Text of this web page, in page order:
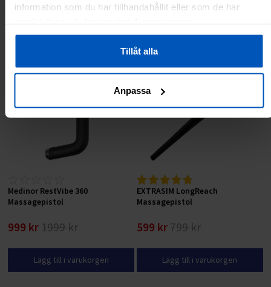
information som du har tillhandahållit eller som de har
Tillåt alla
Anpassa
RABATT 50 %
Medinor RestVibe 360
Massagepistol
999 kr 1999 kr
Lägg till i varukorgen
RABATT 25 %
EXTRASIM LongReach
Massagepistol
599 kr799 kr
Lägg till i varukorgen